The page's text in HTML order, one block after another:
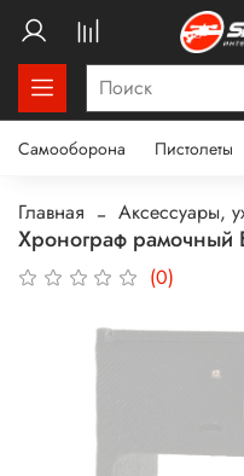
Самооборона Пистолеты
Главная Аксессуары,
Хронограф рамочный
(0)